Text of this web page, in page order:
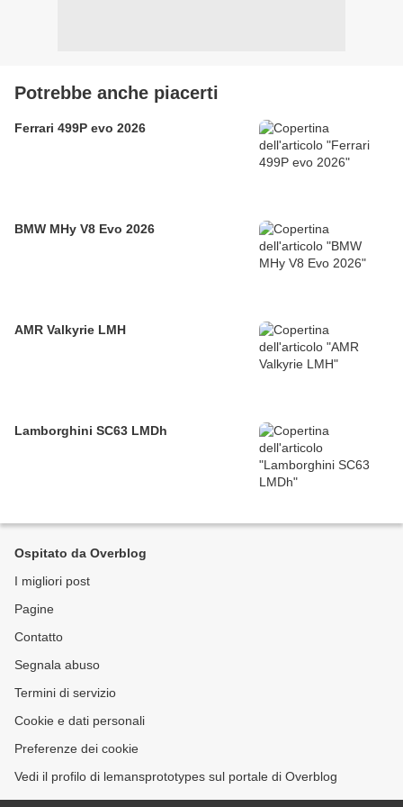
Potrebbe anche piacerti
Ferrari 499P evo 2026
BMW MHy V8 Evo 2026
AMR Valkyrie LMH
Lamborghini SC63 LMDh
Ospitato da Overblog
I migliori post
Pagine
Contatto
Segnala abuso
Termini di servizio
Cookie e dati personali
Preferenze dei cookie
Vedi il profilo di lemansprototypes sul portale di Overblog